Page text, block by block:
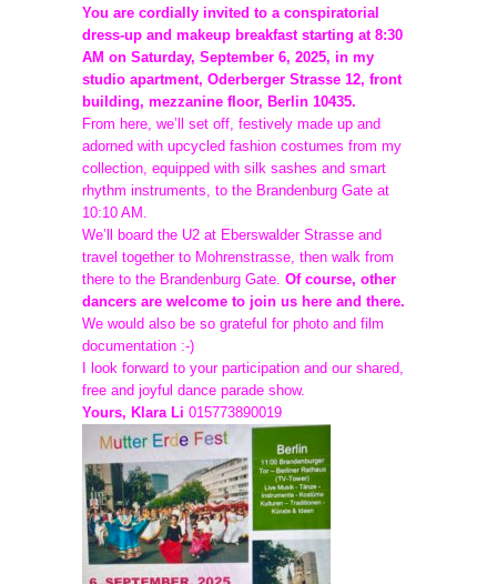
You are cordially invited to a conspiratorial
dress-up and makeup breakfast starting at 8:30
AM on Saturday, September 6, 2025, in my
studio apartment, Oderberger Strasse 12, front
building, mezzanine floor, Berlin 10435.
From here, we’ll set off, festively made up and
adorned with upcycled fashion costumes from my
collection, equipped with silk sashes and smart
rhythm instruments, to the Brandenburg Gate at
10:10 AM.
We’ll board the U2 at Eberswalder Strasse and
travel together to Mohrenstrasse, then walk from
there to the Brandenburg Gate. Of course, other
dancers are welcome to join us here and there.
We would also be so grateful for photo and film
documentation :-)
I look forward to your participation and our shared,
free and joyful dance parade show.
Yours, Klara Li 015773890019